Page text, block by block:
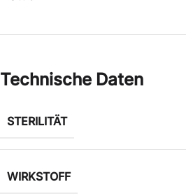
Technische Daten
STERILITÄT
WIRKSTOFF